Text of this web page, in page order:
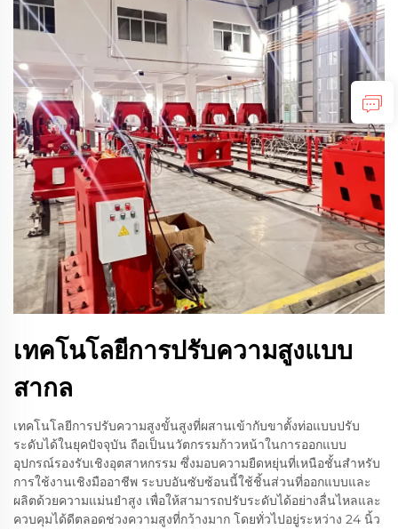
เทคโนโลยีการปรับความสูงแบบ
สากล
เทคโนโลยีการปรับความสูงขั้นสูงที่ผสานเข้ากับขาตั้งท่อแบบปรับ
ระดับได้ในยุคปัจจุบัน ถือเป็นนวัตกรรมก้าวหน้าในการออกแบบ
อุปกรณ์รองรับเชิงอุตสาหกรรม ซึ่งมอบความยืดหยุ่นที่เหนือชั้นสำหรับ
การใช้งานเชิงมืออาชีพ ระบบอันซับซ้อนนี้ใช้ชิ้นส่วนที่ออกแบบและ
ผลิตด้วยความแม่นยำสูง เพื่อให้สามารถปรับระดับได้อย่างลื่นไหลและ
ควบคุมได้ดีตลอดช่วงความสูงที่กว้างมาก โดยทั่วไปอยู่ระหว่าง 24 นิ้ว